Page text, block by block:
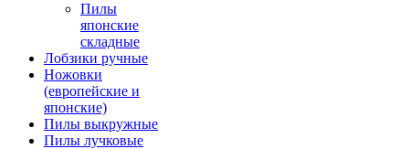
Пилы
японские
складные
Лобзики ручные
Ножовки
(европейские и
японские)
Пилы выкружные
Пилы лучковые